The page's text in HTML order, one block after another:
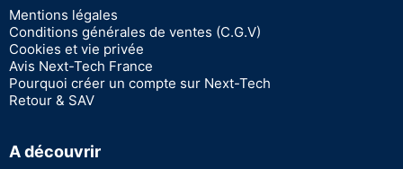
Mentions légales
Conditions générales de ventes (C.G.V)
Cookies et vie privée
Avis Next-Tech France
Pourquoi créer un compte sur Next-Tech
Retour & SAV
A découvrir